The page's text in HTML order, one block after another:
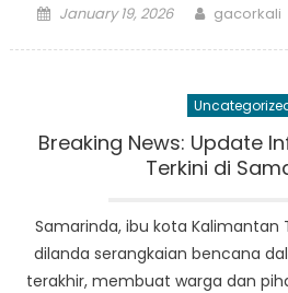
Posted
January 19, 2026 Author
gacorkali
Breaking News: Update
Terkini di
Samarinda, ibu kota Kalimantan
dilanda serangkaian bencana
terakhir, membuat warga dan